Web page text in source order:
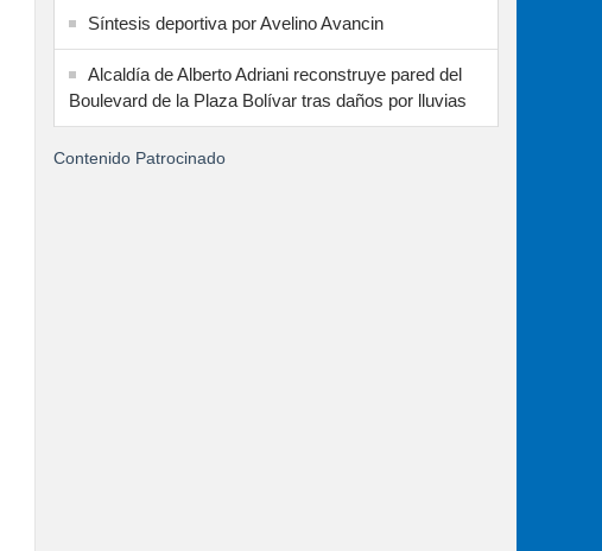
Síntesis deportiva por Avelino Avancin
Alcaldía de Alberto Adriani reconstruye pared del
Boulevard de la Plaza Bolívar tras daños por lluvias
Contenido Patrocinado